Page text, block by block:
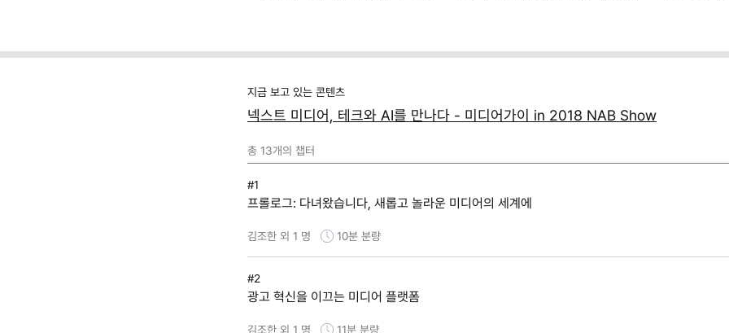
지금 보고 있는 콘텐츠
넥스트 미디어, 테크와 AI를 만나다 - 미디어가이 in 2018 NAB Show
총 13개의 챕터
#1
프롤로그: 다녀왔습니다, 새롭고 놀라운 미디어의 세계에
김조한 외 1 명 10분 분량
#2
광고 혁신을 이끄는 미디어 플랫폼
김조한 외 1 명 11분 분량